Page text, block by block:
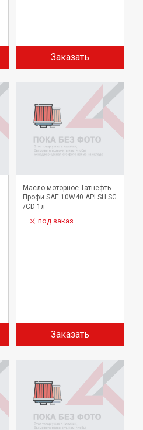
Заказать
Масло моторное Татнефть-
Профи SAE 10W40 API SH.SG
/CD 1л
под заказ
Заказать